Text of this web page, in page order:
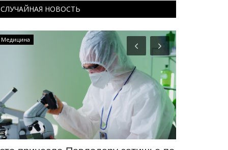
СЛУЧАЙНАЯ НОВОСТЬ
Медицина